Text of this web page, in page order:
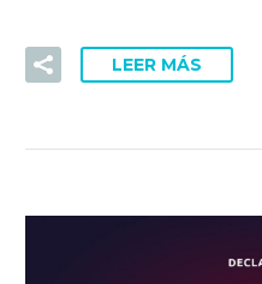
LEER MÁS